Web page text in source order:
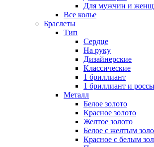
Для мужчин и
Все колье
Браслеты
Тип
Сердце
На руку
Дизайнерские
Классические
1 бриллиант
1 бриллиант и
Металл
Белое золото
Красное золото
Желтое золото
Белое с желтым
Красное с белым